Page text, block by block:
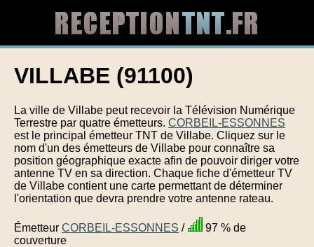
VILLABE (91100)
La ville de Villabe peut recevoir la Télévision Numérique
Terrestre par quatre émetteurs. CORBEIL-ESSONNES
est le principal émetteur TNT de Villabe. Cliquez sur le
nom d'un des émetteurs de Villabe pour connaître sa
position géographique exacte afin de pouvoir diriger votre
antenne TV en sa direction. Chaque fiche d'émetteur TV
de Villabe contient une carte permettant de déterminer
l'orientation que devra prendre votre antenne rateau.
Émetteur CORBEIL-ESSONNES /
97 % de
couverture